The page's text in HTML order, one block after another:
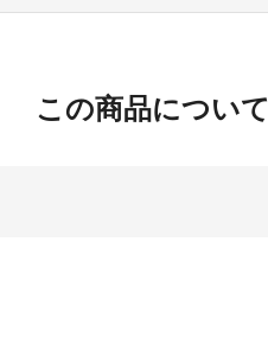
この商品について